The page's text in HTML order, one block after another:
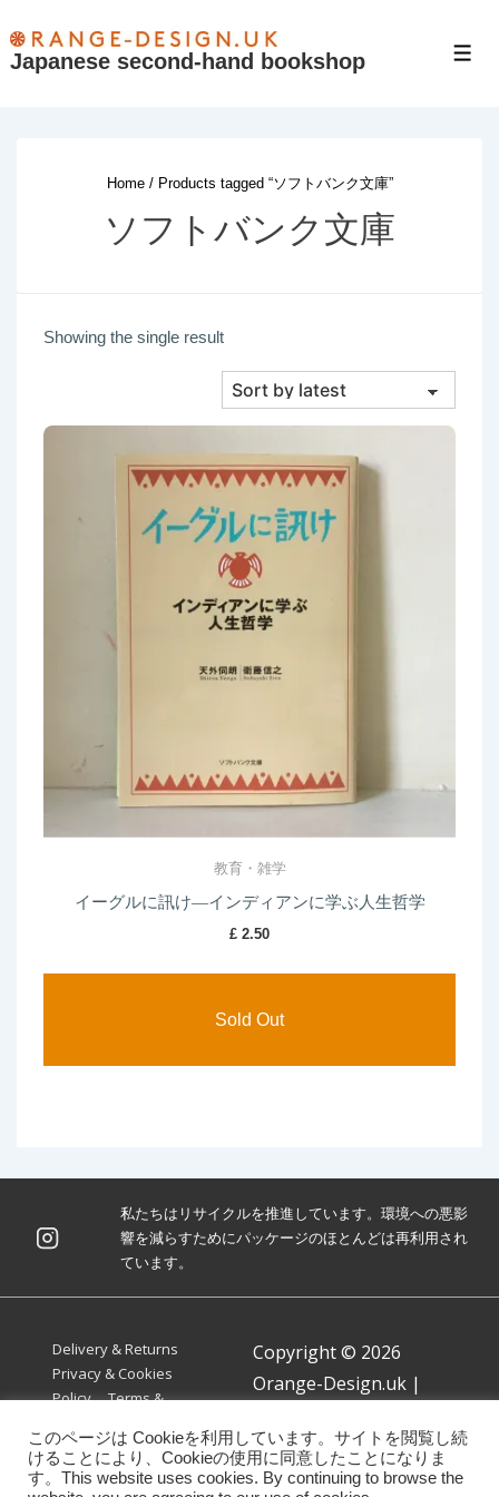
Skip
Japanese second-hand bookshop
Home/ Products tagged “ソフトバンク文庫”
ソフトバンク文庫
Showing the single result
教育・雑学
イーグルに訊け―インディアンに学ぶ人生哲学
£ 2.50
私たちはリサイクルを推進しています。環境への悪影
響を減らすためにパッケージのほとんどは再利用され
ています。
Footer
Menu
Delivery & Returns
Privacy & Cookies
Policy
Terms &
Copyright © 2026
Orange-Design.uk |
Theme
このページは Cookieを利用しています。サイトを閲覧し続
けることにより、Cookieの使用に同意したことになりま
す。This website uses cookies. By continuing to browse the